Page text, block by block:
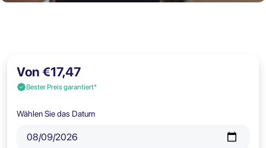
Von €17,47
Bester Preis garantiert*
Wählen Sie das Datum